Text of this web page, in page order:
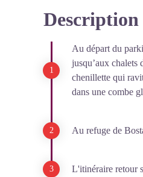
Voir
Description
Au départ du
jusqu’aux chalets
chenillette qui
dans une combe
Au refuge de
L'itinéraire retour